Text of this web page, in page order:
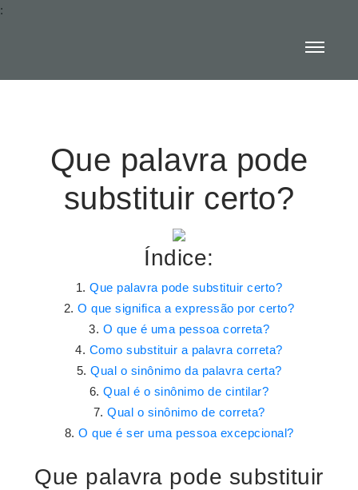
:
Que palavra pode
substituir certo?
Índice:
Que palavra pode substituir certo?
O que significa a expressão por certo?
O que é uma pessoa correta?
Como substituir a palavra correta?
Qual o sinônimo da palavra certa?
Qual é o sinônimo de cintilar?
Qual o sinônimo de correta?
O que é ser uma pessoa excepcional?
Que palavra pode substituir